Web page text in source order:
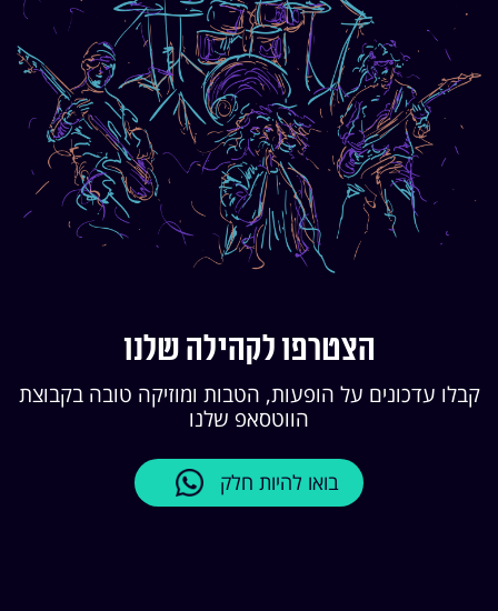
הצטרפו לקהילה שלנו
קבלו עדכונים על הופעות, הטבות ומוזיקה טובה בקבוצת
הווטסאפ שלנו
בואו להיות חלק